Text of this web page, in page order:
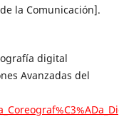
la Comunicación].
digital
Avanzadas del